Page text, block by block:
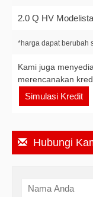
2.0 Q HV
*harga dapat berubah
Kami juga
merencanakan
Simulasi Kredit
Hubungi